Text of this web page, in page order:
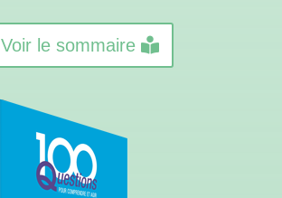
Voir le sommaire